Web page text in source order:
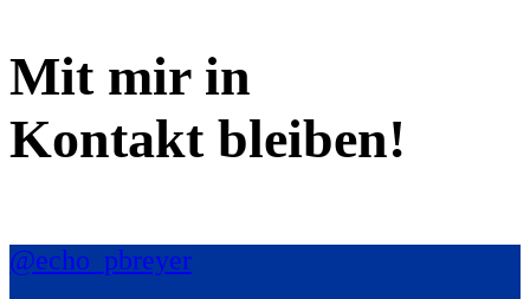
Mit mir in
Kontakt bleiben!
@echo_pbreyer